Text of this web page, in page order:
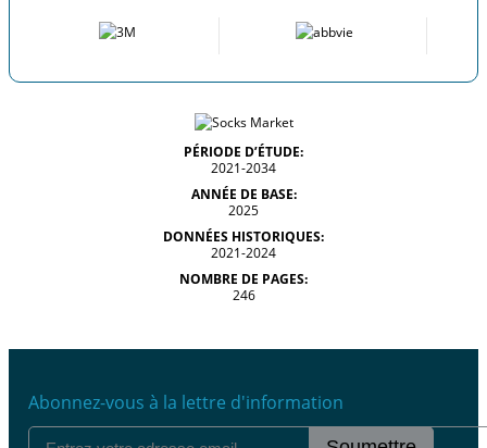
PÉRIODE D’ÉTUDE:
2021-2034
ANNÉE DE BASE:
2025
DONNÉES HISTORIQUES:
2021-2024
NOMBRE DE PAGES:
246
Abonnez-vous à la lettre d'information